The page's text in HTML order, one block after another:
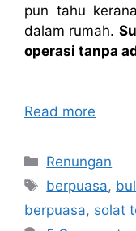
pun tahu
dalam rumah.
operasi tanpa
Read more
Categories
Renungan
Tags
berpuasa,
berpuasa, solat